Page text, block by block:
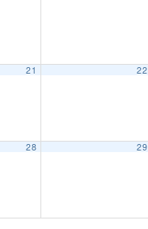
21 22
28 29